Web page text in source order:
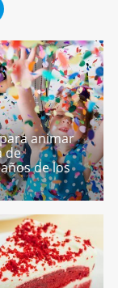
animar
de
de los